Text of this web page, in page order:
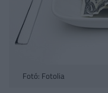
Fotó: Fotolia